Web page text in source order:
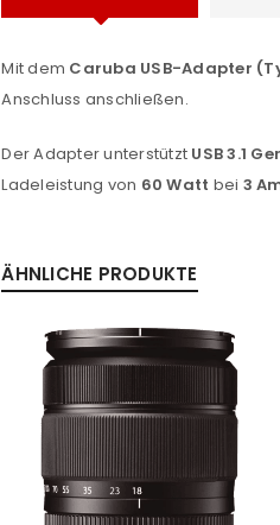
Benutzername oder E-
ANMELDEN
PASSWORT VERGESSEN?
Mit dem Caruba USB-Adapter
Anschluss anschließen.
Der Adapter unterstützt USB 3.1
Ladeleistung von 60 Watt bei 3
ÄHNLICHE PRODUKTE